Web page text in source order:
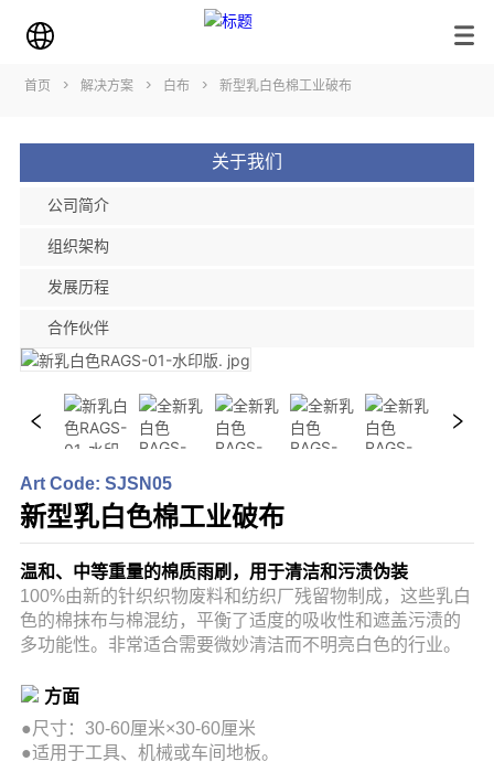
首页 > 解决方案 > 白布 > 新型乳白色棉工业破布
关于我们
公司简介
组织架构
发展历程
合作伙伴
Art Code: SJSN05
新型乳白色棉工业破布
温和、中等重量的棉质雨刷，用于清洁和污渍伪装
100%由新的针织织物废料和纺织厂残留物制成，这些乳白
色的棉抹布与棉混纺，平衡了适度的吸收性和遮盖污渍的
多功能性。非常适合需要微妙清洁而不明亮白色的行业。
方面
●尺寸：30-60厘米×30-60厘米
●适用于工具、机械或车间地板。